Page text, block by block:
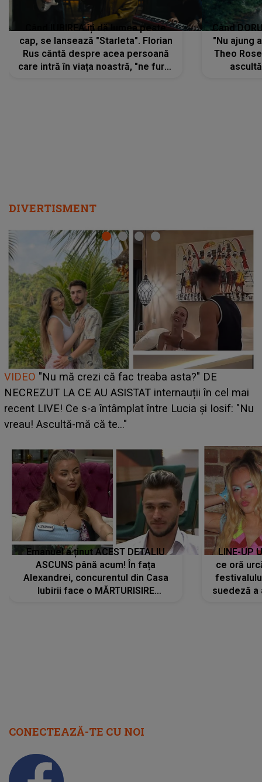
Când IUBIREA îți dă lumea peste
cap, se lansează "Starleta". Florian
Rus cântă despre acea persoană
care intră în viața noastră, "ne fură"
Când
"Nu ajung
Theo
DIVERTISMENT
Cine este Bianca, tânăra clujeancă luată pe scenă la
UNTOLD ONE de Zara Larsson? Aceasta a dezvăluit
ce i-a spus artista suedeză în culise: „Nu am fost
pregătită...”
Emanuel a ținut ACEST DETALIU
ASCUNS până acum! În fața
Alexandrei, concurentul din Casa
Iubirii face o MĂRTURISIRE
LINE-UP
ce oră
suedeză a
CONECTEAZĂ-TE CU NOI